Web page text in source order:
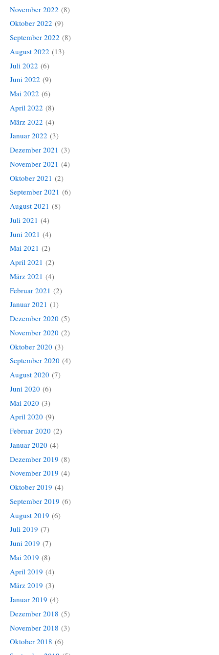
November 2022 (8)
Oktober 2022 (9)
September 2022 (8)
August 2022 (13)
Juli 2022 (6)
Juni 2022 (9)
Mai 2022 (6)
April 2022 (8)
März 2022 (4)
Januar 2022 (3)
Dezember 2021 (3)
November 2021 (4)
Oktober 2021 (2)
September 2021 (6)
August 2021 (8)
Juli 2021 (4)
Juni 2021 (4)
Mai 2021 (2)
April 2021 (2)
März 2021 (4)
Februar 2021 (2)
Januar 2021 (1)
Dezember 2020 (5)
November 2020 (2)
Oktober 2020 (3)
September 2020 (4)
August 2020 (7)
Juni 2020 (6)
Mai 2020 (3)
April 2020 (9)
Februar 2020 (2)
Januar 2020 (4)
Dezember 2019 (8)
November 2019 (4)
Oktober 2019 (4)
September 2019 (6)
August 2019 (6)
Juli 2019 (7)
Juni 2019 (7)
Mai 2019 (8)
April 2019 (4)
März 2019 (3)
Januar 2019 (4)
Dezember 2018 (5)
November 2018 (3)
Oktober 2018 (6)